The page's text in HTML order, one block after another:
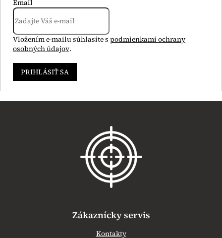
Email
Vložením e-mailu súhlasíte s podmienkami ochrany
osobných údajov.
PRIHLÁSIŤ SA
Z
Zákaznícky servis
Kontakty